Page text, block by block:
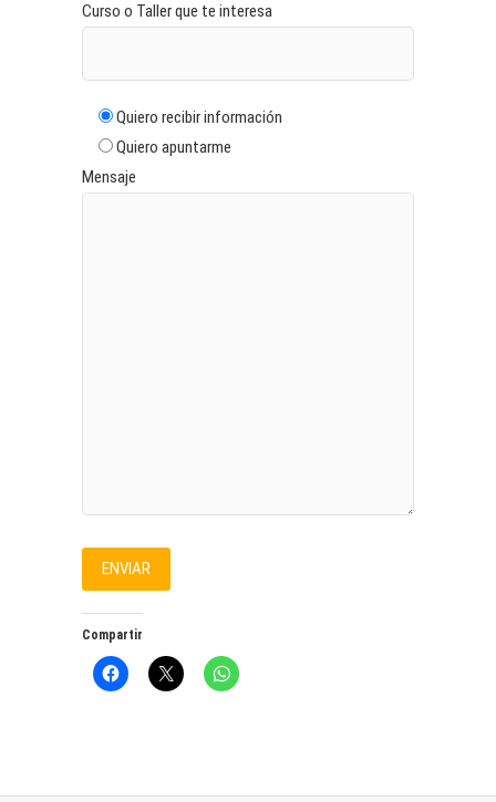
Curso o Taller que te interesa
Quiero recibir información
Quiero apuntarme
Mensaje
Compartir